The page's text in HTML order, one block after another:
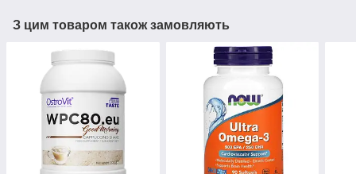
З цим товаром також замовляють